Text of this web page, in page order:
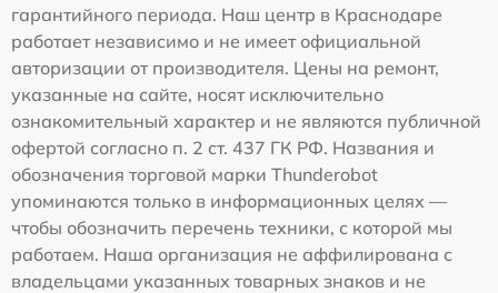
гарантийного периода. Наш центр в Краснодаре
работает независимо и не имеет официальной
авторизации от производителя. Цены на ремонт,
указанные на сайте, носят исключительно
ознакомительный характер и не являются публичной
офертой согласно п. 2 ст. 437 ГК РФ. Названия и
обозначения торговой марки Thunderobot
упоминаются только в информационных целях —
чтобы обозначить перечень техники, с которой мы
работаем. Наша организация не аффилирована с
владельцами указанных товарных знаков и не